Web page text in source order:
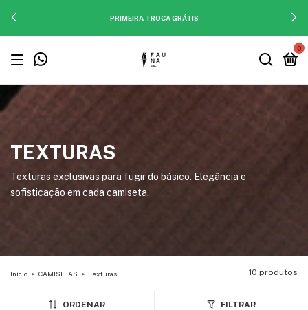
PRIMEIRA TROCA GRÁTIS
0
TEXTURAS
Texturas exclusivas para fugir do básico. Elegância e
sofisticação em cada camiseta.
Início > CAMISETAS > Texturas 10 produtos
ORDENAR FILTRAR